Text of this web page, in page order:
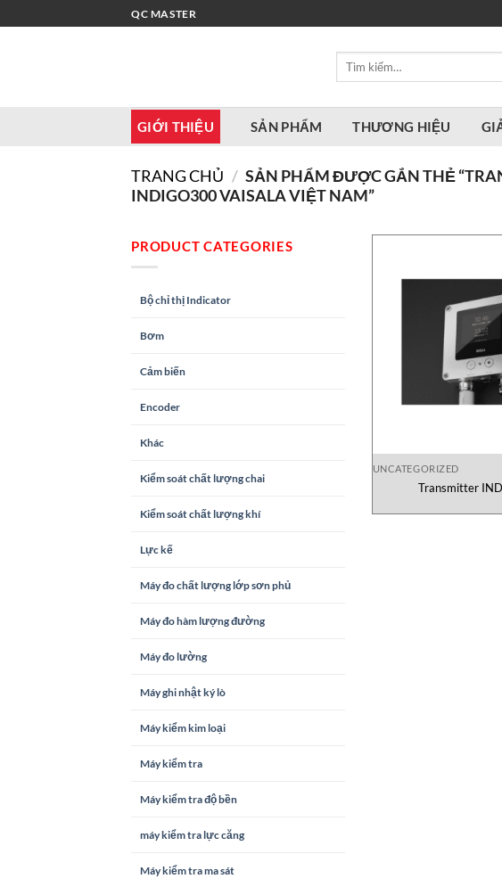
qua
QC MASTER
Tìm
GIỚI THIỆU SẢN PHẨM THƯƠNG HIỆU
TRANG CHỦ / SẢN PHẨM ĐƯỢC GẮN THẺ
INDIGO300 VAISALA VIỆT NAM”
PRODUCT CATEGORIES
Bộ chỉ thị Indicator
Bơm
Cảm biến
Encoder
Khác
Kiểm soát chất lượng chai
Kiểm soát chất lượng khí
Lực kế
Máy đo chất lượng lớp sơn phủ
Máy đo hàm lượng đường
Máy đo lường
Máy ghi nhật ký lò
Máy kiểm kim loại
Máy kiểm tra
Máy kiểm tra độ bền
máy kiểm tra lực căng
Máy kiểm tra ma sát
UNCATEGORIZED
Transmitter